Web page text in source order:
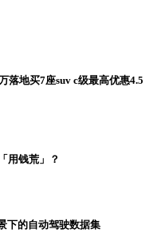
落地买7座suv c级最高优惠4.5
用钱荒」？
下的自动驾驶数据集